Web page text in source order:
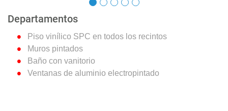
Departamentos
Piso vinílico SPC en todos los recintos
Muros pintados
Baño con vanitorio
Ventanas de aluminio electropintado